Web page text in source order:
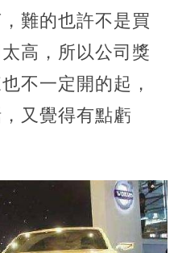
難的也許不是買
高，所以公司獎
不一定開的起，
又覺得有點虧